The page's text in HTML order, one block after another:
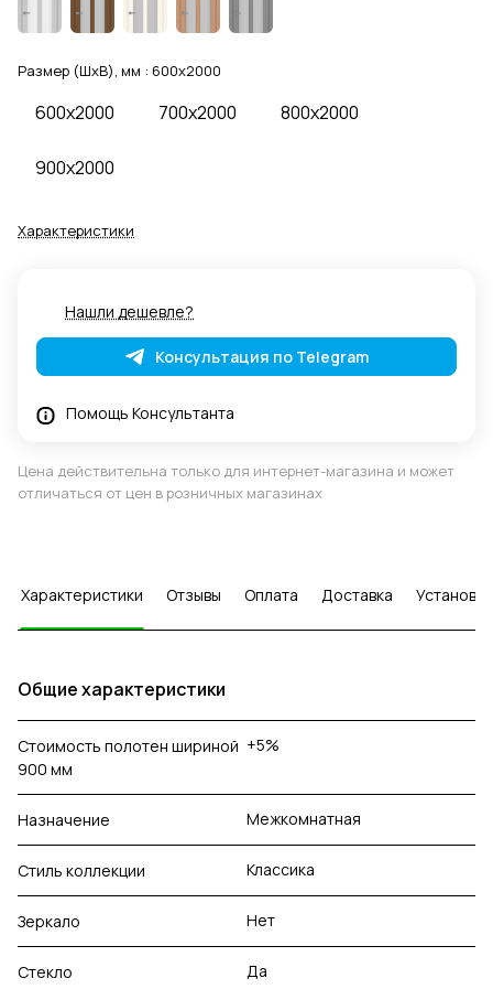
Размер (ШхВ), мм : 600x2000
600x2000 700x2000 800x2000
900x2000
Характеристики
Нашли дешевле?
Консультация по Telegram
Помощь Консультанта
Цена действительна только для интернет-магазина и может
отличаться от цен в розничных магазинах
Характеристики Отзывы Оплата Доставка Установка
Общие характеристики
Стоимость полотен шириной
900 мм
+5%
Назначение Межкомнатная
Стиль коллекции Классика
Зеркало Нет
Стекло Да